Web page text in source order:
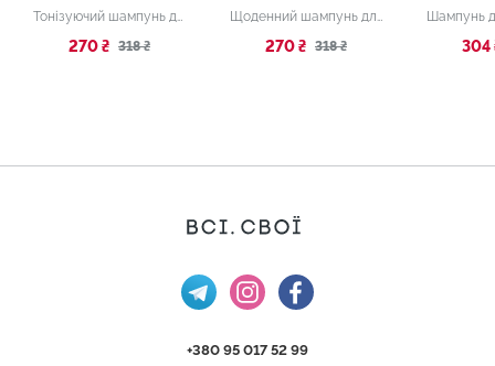
270 ₴ 318 ₴ 270 ₴ 318 ₴ 304
+380 95 017 52 99